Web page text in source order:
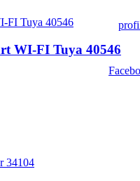
WI-FI Tuya 40546